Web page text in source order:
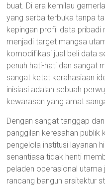
buat. Di era kemilau
yang serba terbuka tanpa
kepingan profil data
menjadi target mangsa
komodifikasi jual beli data
penuh hati-hati dan sangat
sangat ketat kerahasiaan
inisiasi adalah sebuah
kewarasan yang amat
Dengan sangat tanggap
panggilan keresahan publik
pengelola institusi layanan
senantiasa tidak henti
peladen operasional utama
rancang bangun arsitektur